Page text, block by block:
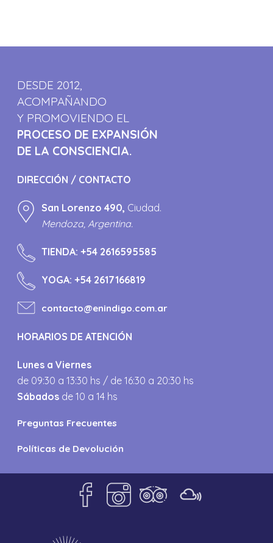
DESDE 2012,
ACOMPAÑANDO
Y PROMOVIENDO EL
PROCESO DE EXPANSIÓN
DE LA CONSCIENCIA.
DIRECCIÓN / CONTACTO
San Lorenzo 490, Ciudad.
Mendoza, Argentina.
TIENDA:+54 2616595585
YOGA:+54 2617166819
contacto@enindigo.com.ar
HORARIOS DE ATENCIÓN
Lunes a Viernes
de 09:30 a 13:30 hs / de 16:30 a 20:30 hs
Sábados de 10 a 14 hs
Preguntas Frecuentes
Políticas de Devolución